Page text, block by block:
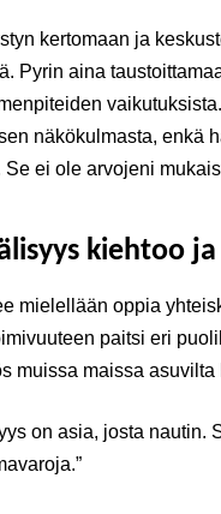
kertomaan ja
Pyrin aina
näkökulmasta, enkä
ei ole arvojeni
kiehtoo
mielellään oppia
paitsi eri
muissa maissa asuvilta
on asia, josta nautin.